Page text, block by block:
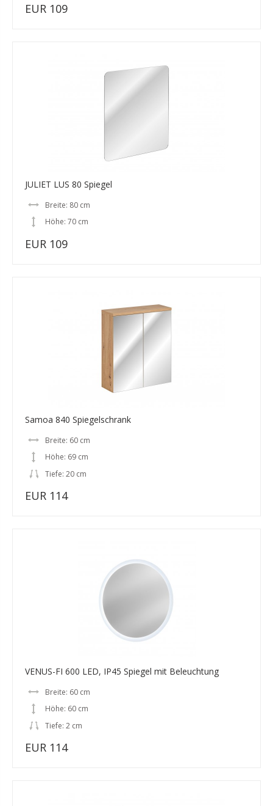
EUR 109
JULIET LUS 80 Spiegel
Breite: 80 cm
Höhe: 70 cm
EUR 109
Samoa 840 Spiegelschrank
Breite: 60 cm
Höhe: 69 cm
Tiefe: 20 cm
EUR 114
VENUS-FI 600 LED, IP45 Spiegel mit Beleuchtung
Breite: 60 cm
Höhe: 60 cm
Tiefe: 2 cm
EUR 114